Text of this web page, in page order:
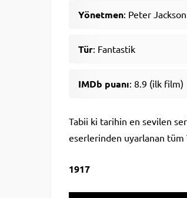
Yönetmen: Peter Jackson
Tür: Fantastik
IMDb puanı: 8.9 (ilk film)
Tabii ki tarihin en sevilen
eserlerinden uyarlanan
1917